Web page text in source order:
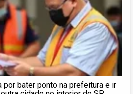
por bater ponto na prefeitura e ir